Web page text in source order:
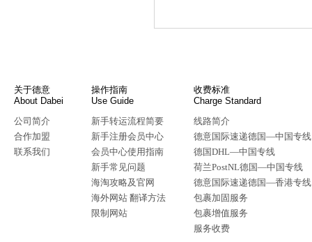
关于德意
About Dabei
公司简介
合作加盟
联系我们
操作指南
Use Guide
新手转运流程简要
新手注册会员中心
会员中心使用指南
新手常见问题
海淘攻略及官网
海外网站 翻译方法
限制网站
收费标准
Charge Standard
线路简介
德意国际速递德国—中国专线
德国DHL—中国专线
荷兰PostNL德国—中国专线
德意国际速递德国—香港专线
包裹加固服务
包裹增值服务
服务收费